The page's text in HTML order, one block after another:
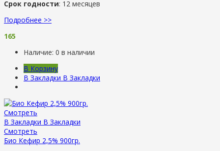
Срок годности: 12 месяцев
Подробнее >>
165
Наличие: 0 в наличии
В Корзину
В Закладки В Закладки
Смотреть
В Закладки В Закладки
Смотреть
Био Кефир 2,5% 900гр.